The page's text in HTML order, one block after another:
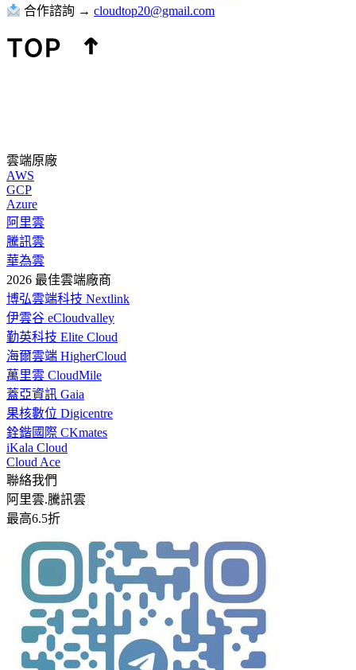
合作諮詢 →cloudtop20@gmail.com
雲端原廠
AWS
GCP
Azure
阿里雲
騰訊雲
華為雲
2026 最佳雲端廠商
博弘雲端科技 Nextlink
伊雲谷 eCloudvalley
勤英科技 Elite Cloud
海爾雲端 HigherCloud
萬里雲 CloudMile
蓋亞資訊 Gaia
果核數位 Digicentre
銓鍇國際 CKmates
iKala Cloud
Cloud Ace
聯絡我們
阿里雲.騰訊雲
最高6.5折